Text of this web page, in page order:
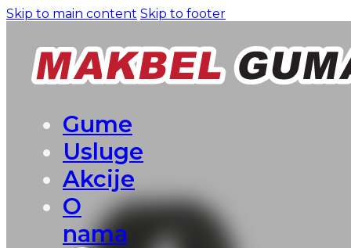
Skip to main content Skip to footer
Gume
Usluge
Akcije
O
nama